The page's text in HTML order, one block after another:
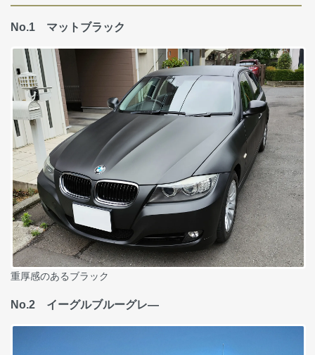
No.1 マットブラック
重厚感のあるブラック
No.2 イーグルブルーグレ―